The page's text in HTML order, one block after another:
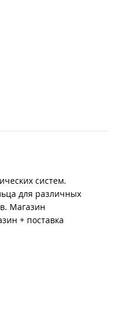
систем.
для различных
Магазин
+ поставка